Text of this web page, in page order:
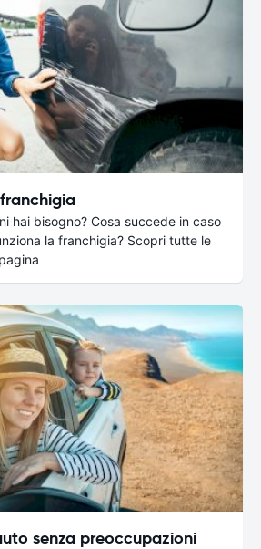
hai bisogno? Cosa succede in caso
la franchigia? Scopri tutte le
senza preoccupazioni